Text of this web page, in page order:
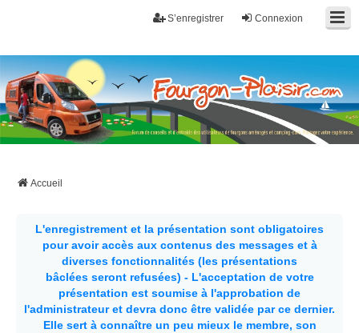
Connexion
S’enregistrer
Fourgon-plaisir.com
Forum de conseils et d'entraide des utilisateurs de fourgons, fourgons
aménagés, vans et de camping-car. Partagez votre expérience.
Accueil
L'enregistrement et la présentation sont obligatoires
pour avoir accès aux contenus des messages et à
diverses fonctionnalités (les présentations
bâclées seront refusées) - L'acceptation de votre
présentation est soumise à l'approbation de
l'administrateur et devra donc être validée par ce dernier.
Elle sert à connaître un peu mieux le membre, son